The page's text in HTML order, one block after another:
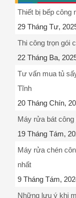
Thiết bị bếp công
29 Tháng Tư,
Thi công trọn gói
22 Tháng Ba,
Tư vấn mua tủ
Tĩnh
20 Tháng Chín,
Máy rửa bát công
19 Tháng Tám,
Máy rửa chén
nhất
9 Tháng Tám,
Những lưu ý khi